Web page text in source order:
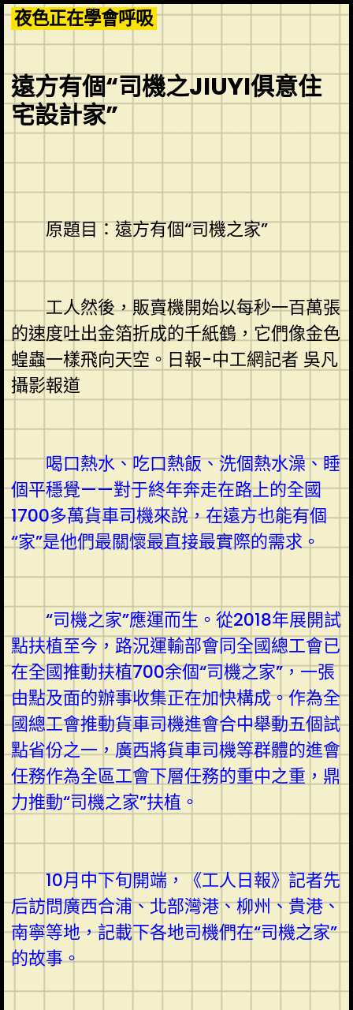
Skip
to
content
夜色正在學會呼吸
遠方有個“司機之JIUYI俱意住
宅設計家”
原題目：遠方有個“司機之家”
工人然後，販賣機開始以每秒一百萬張
的速度吐出金箔折成的千紙鶴，它們像金色
蝗蟲一樣飛向天空。日報-中工網記者 吳凡
攝影報道
喝口熱水、吃口熱飯、洗個熱水澡、睡
個平穩覺——對于終年奔走在路上的全國
1700多萬貨車司機來說，在遠方也能有個
“家”是他們最關懷最直接最實際的需求。
“司機之家”應運而生。從2018年展開試
點扶植至今，路況運輸部會同全國總工會已
在全國推動扶植700余個“司機之家”，一張
由點及面的辦事收集正在加快構成。作為全
國總工會推動貨車司機進會合中舉動五個試
點省份之一，廣西將貨車司機等群體的進會
任務作為全區工會下層任務的重中之重，鼎
力推動“司機之家”扶植。
10月中下旬開端，《工人日報》記者先
后訪問廣西合浦、北部灣港、柳州、貴港、
南寧等地，記載下各地司機們在“司機之家”
的故事。